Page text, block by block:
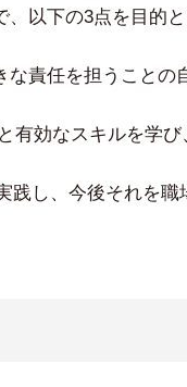
、以下の3点を目的と
責任を担うことの
有効なスキルを学び
し、今後それを職